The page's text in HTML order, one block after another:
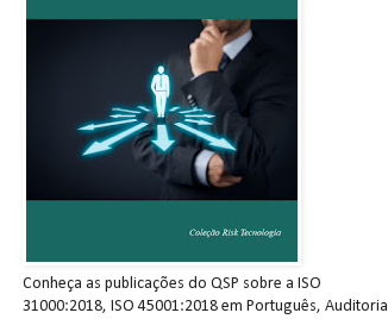
Conheça as publicações do QSP sobre a ISO
31000:2018, ISO 45001:2018 em Português, Auditoria